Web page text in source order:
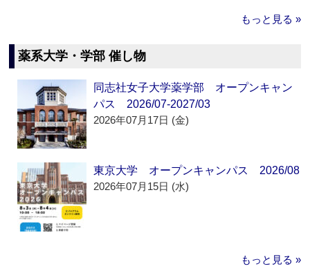
もっと見る »
薬系大学・学部 催し物
同志社女子大学薬学部 オープンキャン
パス 2026/07-2027/03
2026年07月17日 (金)
東京大学 オープンキャンパス 2026/08
2026年07月15日 (水)
もっと見る »